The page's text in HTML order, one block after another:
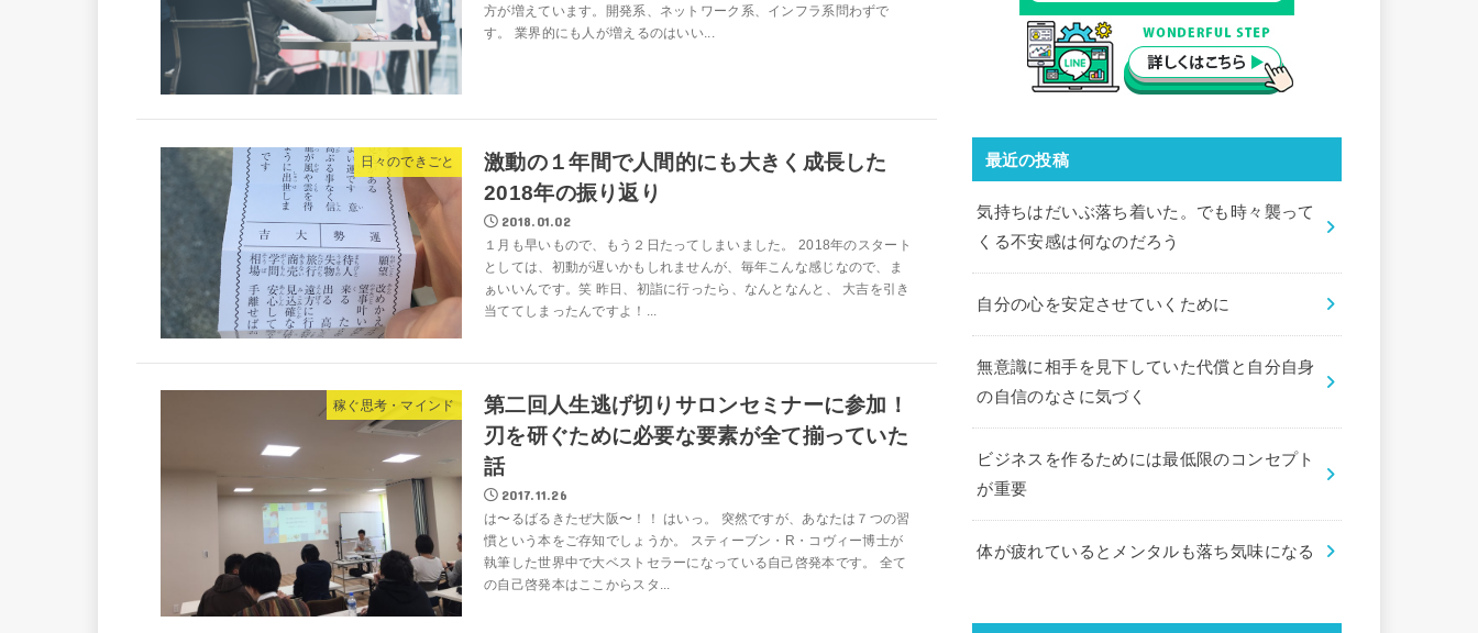
方が増えています。開発系、ネットワーク系、インフラ系問わずで
す。 業界的にも人が増えるのはいい...
日々のできごと
激動の１年間で人間的にも大きく成長した
2018年の振り返り
2018.01.02
１月も早いもので、もう２日たってしまいました。 2018年のスタート
としては、初動が遅いかもしれませんが、毎年こんな感じなので、ま
ぁいいんです。笑 昨日、初詣に行ったら、なんとなんと、 大吉を引き
当ててしまったんですよ！...
稼ぐ思考・マインド
第二回人生逃げ切りサロンセミナーに参加！
刃を研ぐために必要な要素が全て揃っていた
話
2017.11.26
は〜るばるきたぜ大阪〜！！ はいっ。 突然ですが、あなたは７つの習
慣という本をご存知でしょうか。 スティーブン・R・コヴィー博士が
執筆した世界中で大ベストセラーになっている自己啓発本です。 全て
の自己啓発本はここからスタ...
最近の投稿
気持ちはだいぶ落ち着いた。でも時々襲って
くる不安感は何なのだろう
自分の心を安定させていくために
無意識に相手を見下していた代償と自分自身
の自信のなさに気づく
ビジネスを作るためには最低限のコンセプト
が重要
体が疲れているとメンタルも落ち気味になる